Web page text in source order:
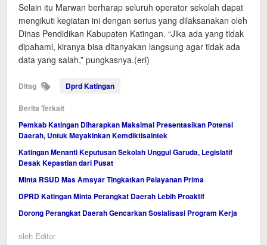
Selain itu Marwan berharap seluruh operator sekolah dapat
mengikuti kegiatan ini dengan serius yang dilaksanakan oleh
Dinas Pendidikan Kabupaten Katingan. “Jika ada yang tidak
dipahami, kiranya bisa ditanyakan langsung agar tidak ada
data yang salah,” pungkasnya.(eri)
Ditag Dprd Katingan
Berita Terkait
Pemkab Katingan Diharapkan Maksimal Presentasikan Potensi
Daerah, Untuk Meyakinkan Kemdiktisaintek
Katingan Menanti Keputusan Sekolah Unggul Garuda, Legislatif
Desak Kepastian dari Pusat
Minta RSUD Mas Amsyar Tingkatkan Pelayanan Prima
DPRD Katingan Minta Perangkat Daerah Lebih Proaktif
Dorong Perangkat Daerah Gencarkan Sosialisasi Program Kerja
oleh Editor